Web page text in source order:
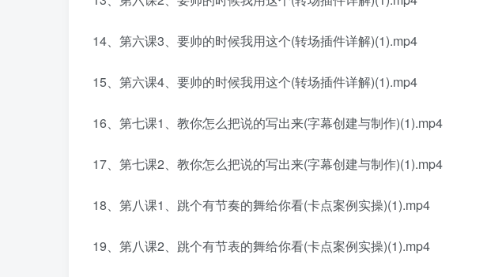
14、第六课3、要帅的时候我用这个(转场插件详解)(1).mp4
15、第六课4、要帅的时候我用这个(转场插件详解)(1).mp4
16、第七课1、教你怎么把说的写出来(字幕创建与制作)(1).mp4
17、第七课2、教你怎么把说的写出来(字幕创建与制作)(1).mp4
18、第八课1、跳个有节奏的舞给你看(卡点案例实操)(1).mp4
19、第八课2、跳个有节表的舞给你看(卡点案例实操)(1).mp4